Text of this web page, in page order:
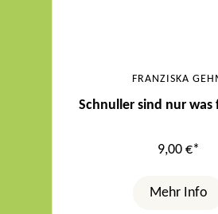
FRANZISKA
Schnuller sind nur was
9,00 €*
Mehr Info